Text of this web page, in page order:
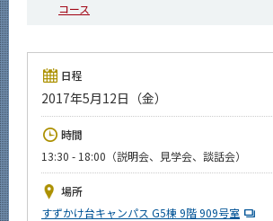
コース
日程
2017年5月12日（金）
時間
13:30 - 18:00（説明会、見学会、談話会）
場所
すずかけ台キャンパス G5棟 9階 909号室
機械系 News
イベントカレンダー
Event Calendar
今後のイベント
今後の課程別イベント